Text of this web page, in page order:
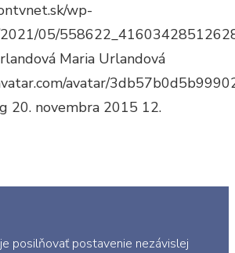
wp-
05/
Maria Urlandová
avatar/
20. novembra 2015 12.
posilňovať postavenie nezávislej